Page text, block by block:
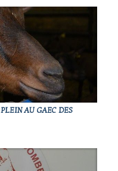
AU GAEC DES